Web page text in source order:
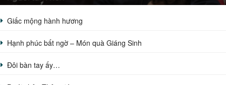
Giấc mộng hành hương
Hạnh phúc bất ngờ – Món quà Giáng Sinh
Đôi bàn tay ấy…